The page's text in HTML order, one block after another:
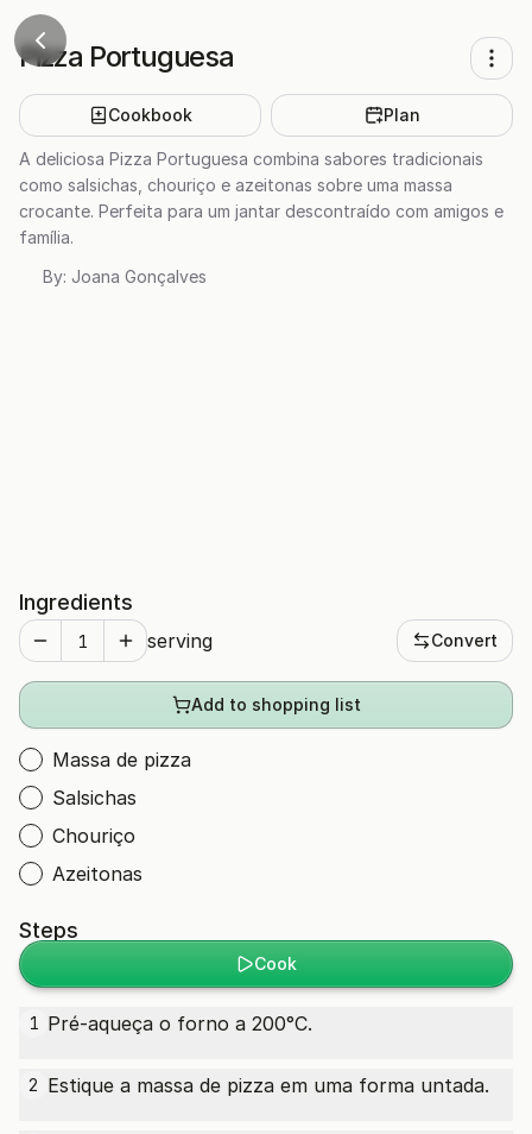
Pizza Portuguesa
Cookbook Plan
A deliciosa Pizza Portuguesa combina sabores tradicionais
como salsichas, chouriço e azeitonas sobre uma massa
crocante. Perfeita para um jantar descontraído com amigos e
família.
By: Joana Gonçalves
Ingredients
serving Convert
Add to shopping list
Massa de pizza
Salsichas
Chouriço
Azeitonas
Steps
Cook
1 Pré-aqueça o forno a 200°C.
2 Estique a massa de pizza em uma forma untada.